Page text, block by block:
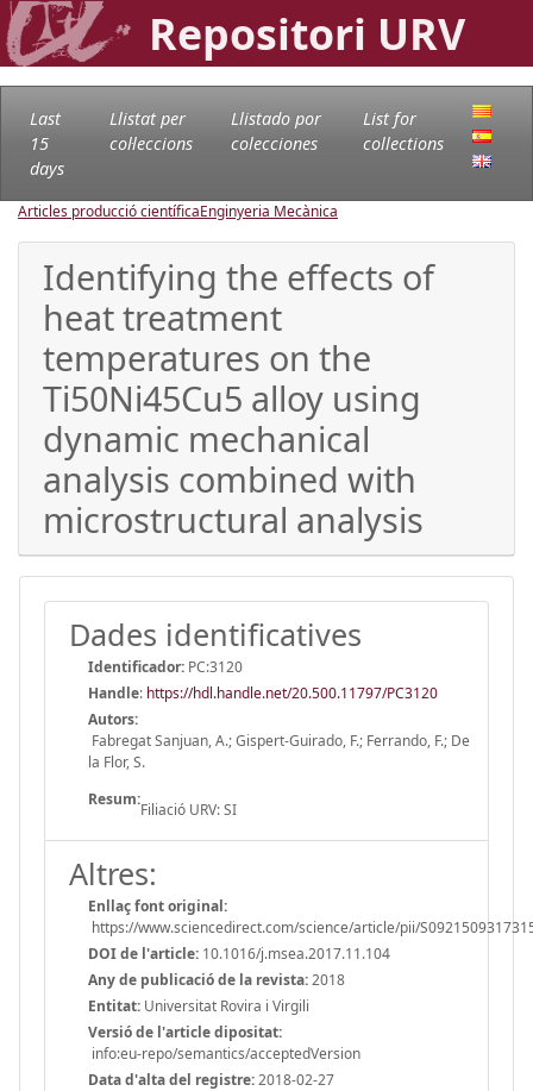
Repositori URV
Last
15
days
Llistat per
col·leccions
Llistado por
colecciones
List for
collections
Articles producció científicaEnginyeria Mecànica
Identifying the effects of
heat treatment
temperatures on the
Ti50Ni45Cu5 alloy using
dynamic mechanical
analysis combined with
microstructural analysis
Dades identificatives
Identificador: PC:3120
Handle: https://hdl.handle.net/20.500.11797/PC3120
Autors:
Fabregat Sanjuan, A.; Gispert-Guirado, F.; Ferrando, F.; De
la Flor, S.
Resum:
Filiació URV: SI
Altres:
Enllaç font original:
https://www.sciencedirect.com/science/article/pii/
DOI de l'article: 10.1016/j.msea.2017.11.104
Any de publicació de la revista:2018
Entitat: Universitat Rovira i Virgili
Versió de l'article dipositat:
info:eu-repo/semantics/acceptedVersion
Data d'alta del registre:2018-02-27